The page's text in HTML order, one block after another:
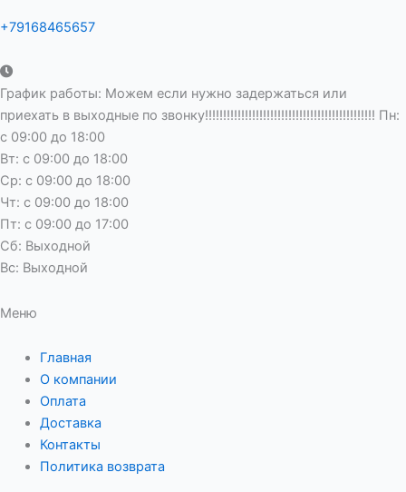
+79168465657
График работы: Можем если нужно задержаться или
приехать в выходные по звонку!!!!!!!!!!!!!!!!!!!!!!!!!!!!!!!!!!!!!!!!!!!!!!! Пн:
с 09:00 до 18:00
Вт: с 09:00 до 18:00
Ср: с 09:00 до 18:00
Чт: с 09:00 до 18:00
Пт: с 09:00 до 17:00
Сб: Выходной
Вс: Выходной
Меню
Главная
О компании
Оплата
Доставка
Контакты
Политика возврата